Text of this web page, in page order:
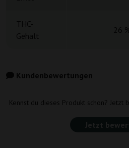
THC-
Gehalt
26
Kundenbewertungen
Kennst du dieses Produkt schon? Jetzt
Jetzt